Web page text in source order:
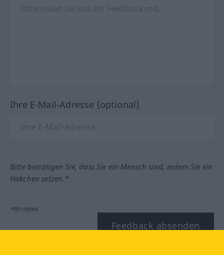
Ihre E-Mail-Adresse (optional)
Bitte bestätigen Sie, dass Sie ein Mensch sind, indem Sie ein
Häkchen setzen.*
*Pflichtfeld
Feedback absenden